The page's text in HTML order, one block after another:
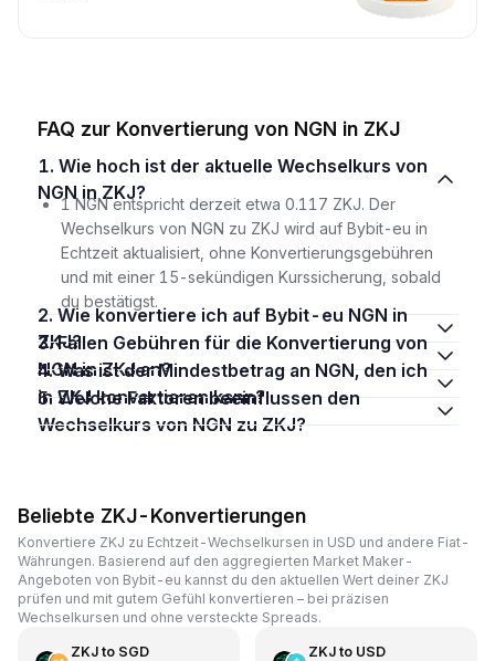
FAQ zur Konvertierung von NGN in ZKJ
1. Wie hoch ist der aktuelle Wechselkurs von
NGN in ZKJ?
1 NGN entspricht derzeit etwa 0.117 ZKJ. Der
Wechselkurs von NGN zu ZKJ wird auf Bybit-eu in
Echtzeit aktualisiert, ohne Konvertierungsgebühren
und mit einer 15-sekündigen Kurssicherung, sobald
du bestätigst.
2. Wie konvertiere ich auf Bybit-eu NGN in
ZKJ?
3. Fallen Gebühren für die Konvertierung von
NGN in ZKJ an?
4. Was ist der Mindestbetrag an NGN, den ich
in ZKJ konvertieren kann?
5. Welche Faktoren beeinflussen den
Wechselkurs von NGN zu ZKJ?
Beliebte ZKJ-Konvertierungen
Konvertiere ZKJ zu Echtzeit-Wechselkursen in USD und andere Fiat-
Währungen. Basierend auf den aggregierten Market Maker-
Angeboten von Bybit-eu kannst du den aktuellen Wert deiner ZKJ
prüfen und mit gutem Gefühl konvertieren – bei präzisen
Wechselkursen und ohne versteckte Spreads.
ZKJto SGD ZKJto USD